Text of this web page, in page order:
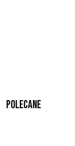
Polecane